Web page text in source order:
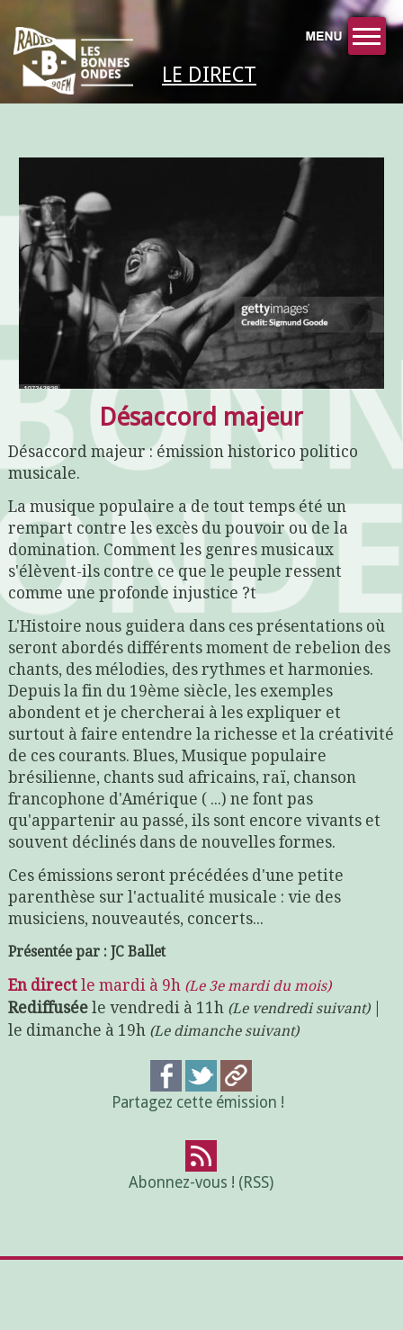
LE DIRECT
Désaccord majeur
Désaccord majeur : émission historico politico
musicale.
La musique populaire a de tout temps été un
rempart contre les excès du pouvoir ou de la
domination. Comment les genres musicaux
s'élèvent-ils contre ce que le peuple ressent
comme une profonde injustice ?t
L'Histoire nous guidera dans ces présentations où
seront abordés différents moment de rebelion des
chants, des mélodies, des rythmes et harmonies.
Depuis la fin du 19ème siècle, les exemples
abondent et je chercherai à les expliquer et
surtout à faire entendre la richesse et la créativité
de ces courants. Blues, Musique populaire
brésilienne, chants sud africains, raï, chanson
francophone d'Amérique ( ...) ne font pas
qu'appartenir au passé, ils sont encore vivants et
souvent déclinés dans de nouvelles formes.
Ces émissions seront précédées d'une petite
parenthèse sur l'actualité musicale : vie des
musiciens, nouveautés, concerts...
Présentée par : JC Ballet
En directle mardi à 9h (Le 3e mardi du mois)
Rediffuséele vendredi à 11h (Le vendredi suivant)|
le dimanche à 19h (Le dimanche suivant)
Partagez cette émission !
Abonnez-vous ! (RSS)